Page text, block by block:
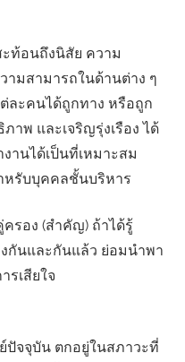
ท้อนถึงนิสัย ความ
มสามารถในด้านต่าง ๆ
ละคนได้ถูกทาง หรือถูก
าพ และเจริญรุ่งเรือง ได้
งานได้เป็นที่เหมาะสม
หรับบุคคลชั้นบริหาร
รอง (สําคัญ) ถ้าได้รู้
กันและกันแล้ว ย่อมนําพา
รเสียใจ
ปัจจุบัน ตกอยู่ในสภาวะที่